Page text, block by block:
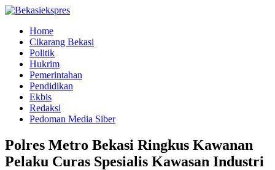
Home
Cikarang Bekasi
Politik
Hukrim
Pemerintahan
Pendidikan
Ekbis
Redaksi
Pedoman Media Siber
Polres Metro Bekasi Ringkus Kawanan
Pelaku Curas Spesialis Kawasan Industri